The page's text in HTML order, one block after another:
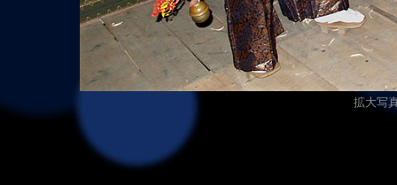
拡大写